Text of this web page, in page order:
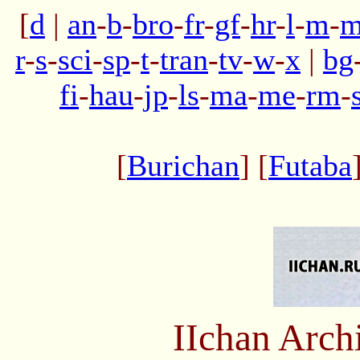
[d | an-b-bro-fr-gf-hr-l-m-
r-s-sci-sp-t-tran-tv-w-x | bg
fi-hau-jp-ls-ma-me-rm-
[Burichan] [Futaba
IIchan